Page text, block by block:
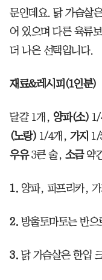
문인데요. 닭 가슴살
어 있으며 다른 육류
더 나은 선택입니다.
재료&레시피(1인분)
달걀 1개, 양파(소)
(노랑) 1/4개, 가지 1/
우유3큰 술, 소금 약
1. 양파, 파프리카,
2. 방울토마토는 반으
3. 닭 가슴살은 한입